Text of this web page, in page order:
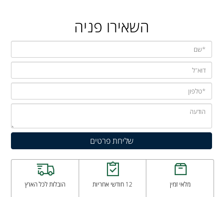
השאירו פניה
מלאי זמין 12 חודשי אחריות הובלות לכל הארץ